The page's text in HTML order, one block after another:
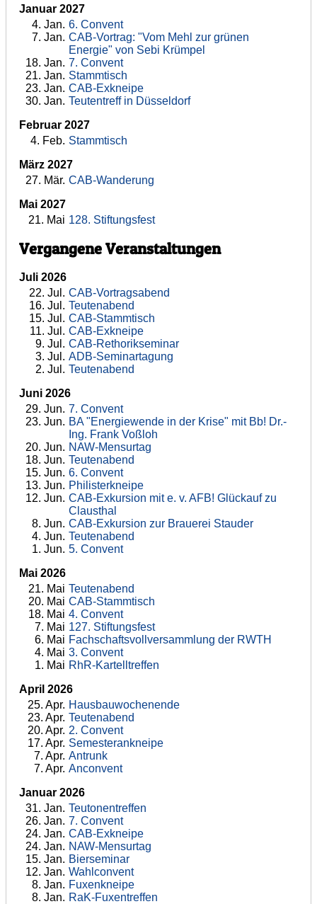
Januar 2027
4. Jan. 6. Convent
7. Jan. CAB-Vortrag: "Vom Mehl zur grünen
Energie" von Sebi Krümpel
18. Jan. 7. Convent
21. Jan. Stammtisch
23. Jan. CAB-Exkneipe
30. Jan. Teutentreff in Düsseldorf
Februar 2027
4. Feb. Stammtisch
März 2027
27. Mär. CAB-Wanderung
Mai 2027
21. Mai 128. Stiftungsfest
Vergangene Veranstaltungen
Juli 2026
22. Jul. CAB-Vortragsabend
16. Jul. Teutenabend
15. Jul. CAB-Stammtisch
11. Jul. CAB-Exkneipe
9. Jul. CAB-Rethorikseminar
3. Jul. ADB-Seminartagung
2. Jul. Teutenabend
Juni 2026
29. Jun. 7. Convent
23. Jun. BA "Energiewende in der Krise" mit Bb! Dr.-
Ing. Frank Voßloh
20. Jun. NAW-Mensurtag
18. Jun. Teutenabend
15. Jun. 6. Convent
13. Jun. Philisterkneipe
12. Jun. CAB-Exkursion mit e. v. AFB! Glückauf zu
Clausthal
8. Jun. CAB-Exkursion zur Brauerei Stauder
4. Jun. Teutenabend
1. Jun. 5. Convent
Mai 2026
21. Mai Teutenabend
20. Mai CAB-Stammtisch
18. Mai 4. Convent
7. Mai 127. Stiftungsfest
6. Mai Fachschaftsvollversammlung der RWTH
4. Mai 3. Convent
1. Mai RhR-Kartelltreffen
April 2026
25. Apr. Hausbauwochenende
23. Apr. Teutenabend
20. Apr. 2. Convent
17. Apr. Semesterankneipe
7. Apr. Antrunk
7. Apr. Anconvent
Januar 2026
31. Jan. Teutonentreffen
26. Jan. 7. Convent
24. Jan. CAB-Exkneipe
24. Jan. NAW-Mensurtag
15. Jan. Bierseminar
12. Jan. Wahlconvent
8. Jan. Fuxenkneipe
8. Jan. RaK-Fuxentreffen